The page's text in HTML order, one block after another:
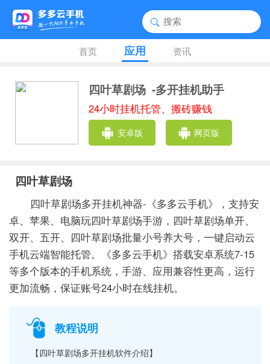
首页 应用 资讯
四叶草剧场 -多开挂机助手
24小时挂机托管、搬砖赚钱
安卓版 网页版
四叶草剧场
四叶草剧场多开挂机神器-《多多云手机》，支持安
卓、苹果、电脑玩四叶草剧场手游，四叶草剧场单开、
双开、五开、四叶草剧场批量小号养大号，一键启动云
手机云端智能托管。《多多云手机》搭载安卓系统7-15
等多个版本的手机系统，手游、应用兼容性更高，运行
更加流畅，保证账号24小时在线挂机。
教程说明
【四叶草剧场多开挂机软件介绍】